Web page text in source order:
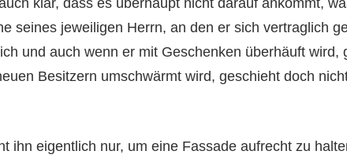
klar, dass es überhaupt nicht darauf ankommt,
seines jeweiligen Herrn, an den er sich vertraglich
und auch wenn er mit Geschenken überhäuft wird,
Besitzern umschwärmt wird, geschieht doch
ihn eigentlich nur, um eine Fassade aufrecht zu